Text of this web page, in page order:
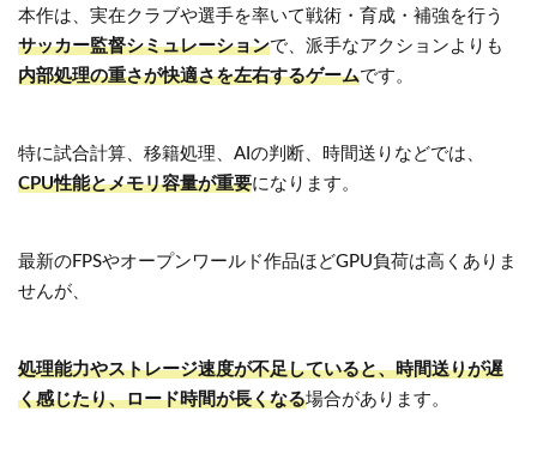
本作は、実在クラブや選手を率いて戦術・育成・補強を行う
サッカー監督シミュレーションで、派手なアクションよりも
内部処理の重さが快適さを左右するゲームです。
特に試合計算、移籍処理、AIの判断、時間送りなどでは、
CPU性能とメモリ容量が重要になります。
最新のFPSやオープンワールド作品ほどGPU負荷は高くありま
せんが、
処理能力やストレージ速度が不足していると、時間送りが遅
く感じたり、ロード時間が長くなる場合があります。